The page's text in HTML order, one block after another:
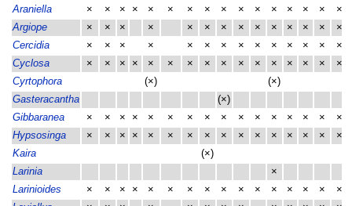
Araniella × × × × × × × × × × × × × × ×
×
Argiope
× × × × × × × × × × × × ×
×
Cercidia
× × × × × × × × × × × × ×
×
Cyclosa
× × × × × × × × × × × × × × ×
×
Cyrtophora
(×)
(×)
Gasteracantha
(×)
Gibbaranea
× × × × × × × × × × × × × × ×
×
Hypsosinga
× × × × × × × × × × × × × × ×
×
Kaira
(×)
Larinia
×
Larinioides
× × × × × × × × × × × × × × ×
×